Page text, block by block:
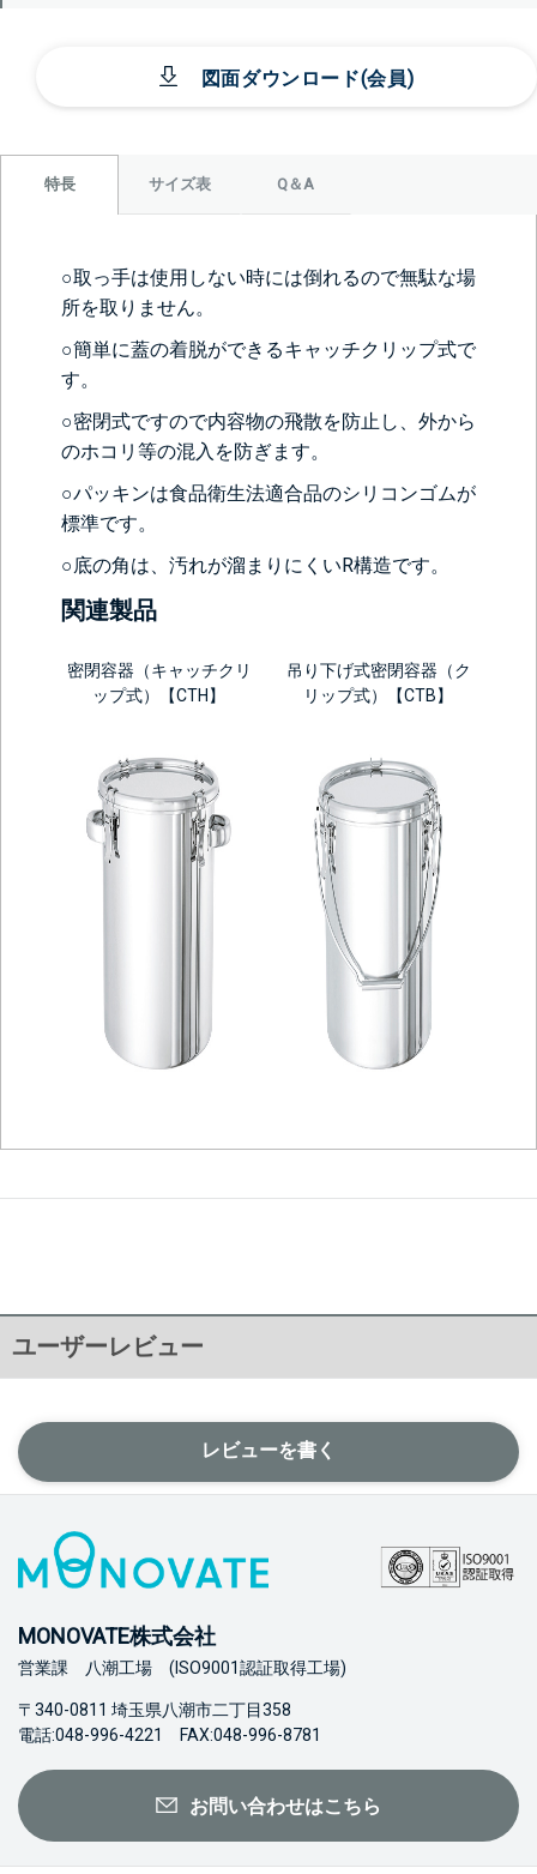
背面側に部品をつける
なし
シール座をつけ
る(+10560円)
カードホルダー
をつける
(+13200円)
図面ダウンロード(会員)
特長 サイズ表 Q＆A
○取っ手は使用しない時には倒れるので無駄な場
所を取りません。
○簡単に蓋の着脱ができるキャッチクリップ式で
す。
○密閉式ですので内容物の飛散を防止し、外から
のホコリ等の混入を防ぎます。
○パッキンは食品衛生法適合品のシリコンゴムが
標準です。
○底の角は、汚れが溜まりにくいR構造です。
関連製品
密閉容器（キャッチクリ
ップ式）【CTH】
吊り下げ式密閉容器（ク
リップ式）【CTB】
ユーザーレビュー
レビューを書く
MONOVATE株式会社
営業課 八潮工場 (ISO9001認証取得工場)
〒340-0811 埼玉県八潮市二丁目358
電話:048-996-4221 FAX:048-996-8781
お問い合わせはこちら